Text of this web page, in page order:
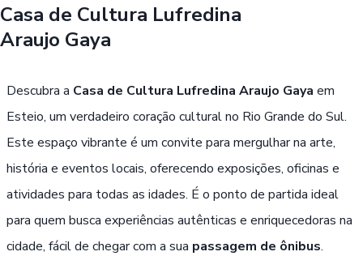
Casa de Cultura Lufredina
Araujo Gaya
Descubra a Casa de Cultura Lufredina Araujo Gaya em
Esteio, um verdadeiro coração cultural no Rio Grande do Sul.
Este espaço vibrante é um convite para mergulhar na arte,
história e eventos locais, oferecendo exposições, oficinas e
atividades para todas as idades. É o ponto de partida ideal
para quem busca experiências autênticas e enriquecedoras na
cidade, fácil de chegar com a sua passagem de ônibus.